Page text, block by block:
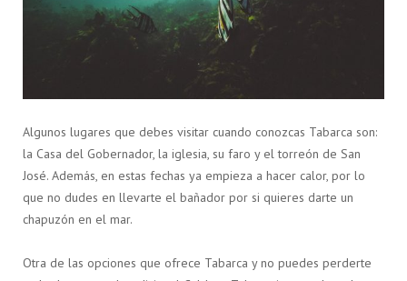
Algunos lugares que debes visitar cuando conozcas Tabarca son:
la Casa del Gobernador, la iglesia, su faro y el torreón de San
José. Además, en estas fechas ya empieza a hacer calor, por lo
que no dudes en llevarte el bañador por si quieres darte un
chapuzón en el mar.
Otra de las opciones que ofrece Tabarca y no puedes perderte